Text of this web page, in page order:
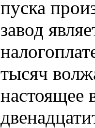
пуска
завод
тысяч
настоящее